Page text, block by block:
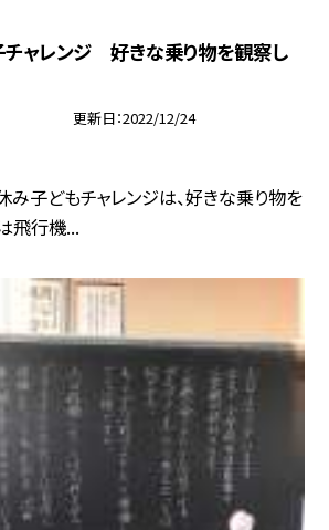
ャレンジ 好きな乗り物を観察し
更新日 2022/12/24
子どもチャレンジは、好きな乗り物を
飛行機...